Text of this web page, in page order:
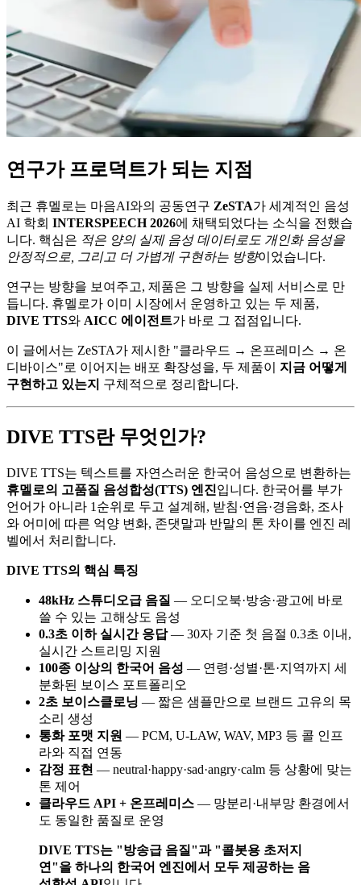
연구가 프로덕트가 되는 지점
최근 휴멜로는 마음AI와의 공동연구 ZeSTA가 세계적인 음성
AI 학회 INTERSPEECH 2026에 채택되었다는 소식을 전했습
니다. 핵심은 적은 양의 실제 음성 데이터로도 개인화 음성을
안정적으로, 그리고 더 가볍게 구현하는 방향이었습니다.
연구는 방향을 보여주고, 제품은 그 방향을 실제 서비스로 만
듭니다. 휴멜로가 이미 시장에서 운영하고 있는 두 제품,
DIVE TTS와 AICC 에이전트가 바로 그 접점입니다.
이 글에서는 ZeSTA가 제시한 "클라우드 → 온프레미스 → 온
디바이스"로 이어지는 배포 확장성을, 두 제품이 지금 어떻게
구현하고 있는지 구체적으로 정리합니다.
DIVE TTS란 무엇인가?
DIVE TTS는 텍스트를 자연스러운 한국어 음성으로 변환하는
휴멜로의 고품질 음성합성(TTS) 엔진입니다. 한국어를 부가
언어가 아니라 1순위로 두고 설계해, 받침·연음·경음화, 조사
와 어미에 따른 억양 변화, 존댓말과 반말의 톤 차이를 엔진 레
벨에서 처리합니다.
DIVE TTS의 핵심 특징
48kHz 스튜디오급 음질 — 오디오북·방송·광고에 바로
쓸 수 있는 고해상도 음성
0.3초 이하 실시간 응답— 30자 기준 첫 음절 0.3초 이내,
실시간 스트리밍 지원
100종 이상의 한국어 음성 — 연령·성별·톤·지역까지 세
분화된 보이스 포트폴리오
2초 보이스클로닝 — 짧은 샘플만으로 브랜드 고유의 목
소리 생성
통화 포맷 지원 — PCM, U-LAW, WAV, MP3 등 콜 인프
라와 직접 연동
감정 표현 — neutral·happy·sad·angry·calm 등 상황에 맞는
톤 제어
클라우드 API + 온프레미스 — 망분리·내부망 환경에서
도 동일한 품질로 운영
DIVE TTS는 "방송급 음질"과 "콜봇용 초저지
연"을 하나의 한국어 엔진에서 모두 제공하는 음